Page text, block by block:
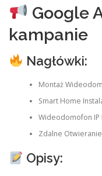
Google
kampanie
Nagłówki:
Montaż
Smart Home
Wideodomofon
Zdalne
Opisy: